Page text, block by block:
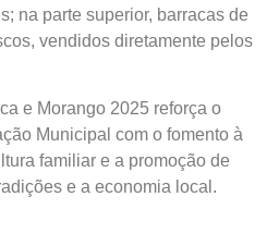
na parte superior, barracas de
vendidos diretamente pelos
e Morango 2025 reforça o
Municipal com o fomento à
familiar e a promoção de
e a economia local.